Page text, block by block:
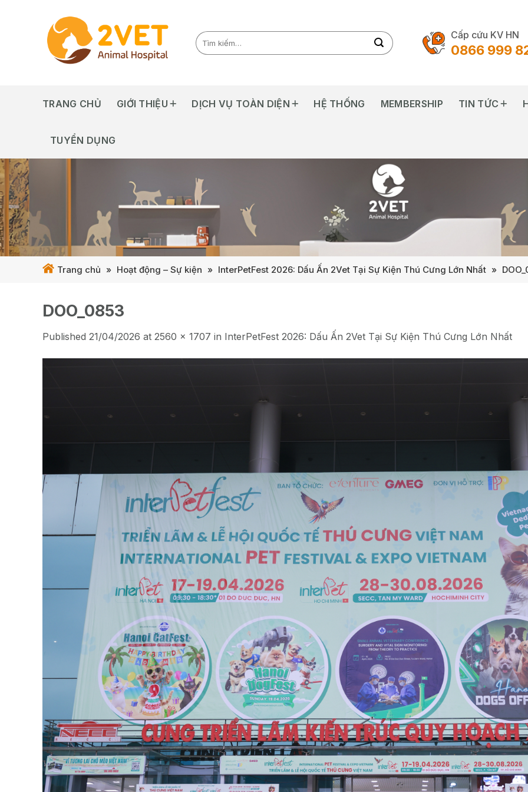
Cấp cứu KV HN
0866 999
TRANG CHỦ GIỚI THIỆU DỊCH VỤ TOÀN DIỆN HỆ THỐNG MEMBERSHIP TIN TỨC
TUYỂN DỤNG
Trang chủ » Hoạt động – Sự kiện » InterPetFest 2026: Dấu Ấn 2Vet Tại Sự Kiện Thú Cưng Lớn Nhất »
DOO_0853
Published 21/04/2026 at 2560 × 1707 in InterPetFest 2026: Dấu Ấn 2Vet Tại Sự Kiện Thú Cưng Lớn Nhất